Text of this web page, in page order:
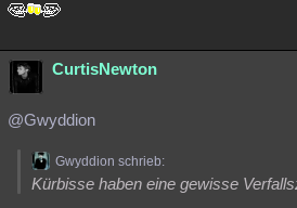
CurtisNewton
@Gwyddion
Gwyddion schrieb:
Kürbisse haben eine gewisse